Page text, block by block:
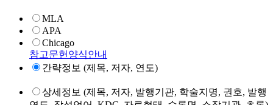
MLA
APA
Chicago
참고문헌양식안내
간략정보 (제목, 저자, 연도)
상세정보 (제목, 저자, 발행기관, 학술지명, 권호, 발행